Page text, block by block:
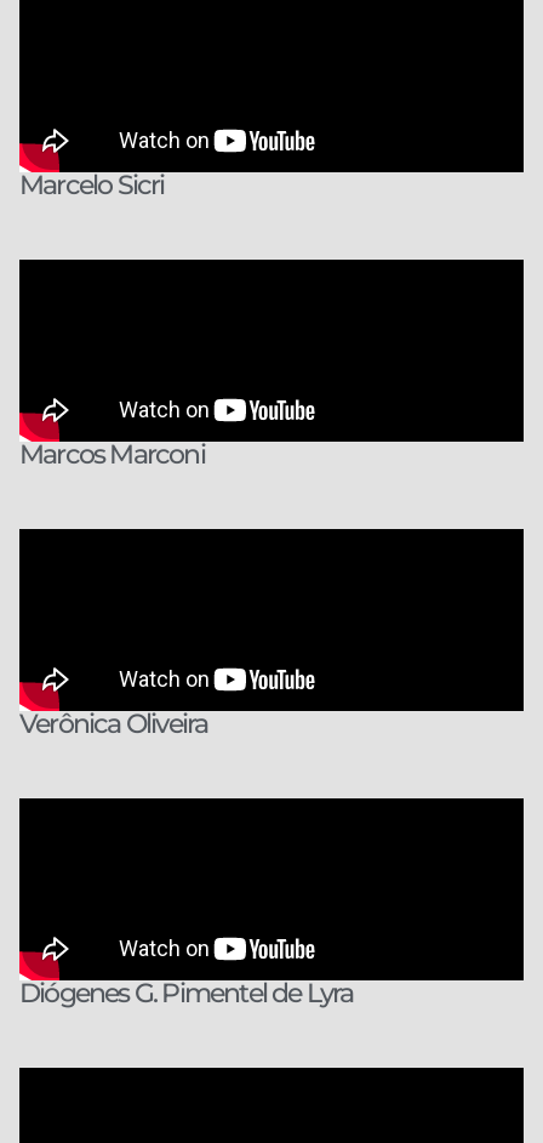
Marcelo Sicri
Marcos Marconi
Verônica Oliveira
Diógenes G. Pimentel de Lyra